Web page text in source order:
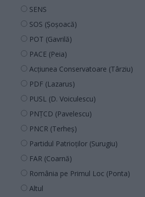
SENS
SOS (Șoșoacă)
POT (Gavrilă)
PACE (Peia)
Acțiunea Conservatoare (Târziu)
PDF (Lazarus)
PUSL (D. Voiculescu)
PNȚCD (Pavelescu)
PNCR (Terheș)
Partidul Patrioților (Surugiu)
FAR (Coarnă)
România pe Primul Loc (Ponta)
Altul